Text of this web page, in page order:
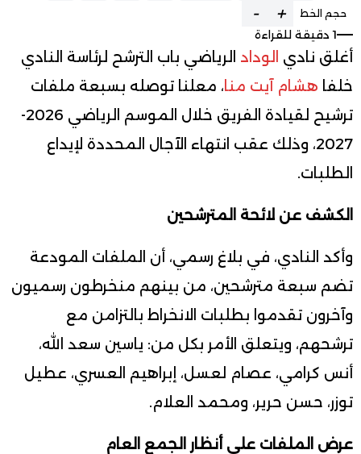
حجم الخط +
-
1 دقيقة للقراءة
أغلق نادي الوداد الرياضي باب الترشح لرئاسة النادي
خلفا هشام آيت منا، معلنا توصله بسبعة ملفات
ترشيح لقيادة الفريق خلال الموسم الرياضي 2026-
2027، وذلك عقب انتهاء الآجال المحددة لإيداع
الطلبات.
الكشف عن لائحة المترشحين
وأكد النادي، في بلاغ رسمي، أن الملفات المودعة
تضم سبعة مترشحين، من بينهم منخرطون رسميون
وآخرون تقدموا بطلبات الانخراط بالتزامن مع
ترشحهم، ويتعلق الأمر بكل من: ياسين سعد الله،
أنس كرامي، عصام لعسل، إبراهيم العسري، عطيل
توزر، حسن حرير، ومحمد العلام.
عرض الملفات على أنظار الجمع العام